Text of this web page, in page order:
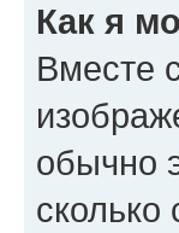
Как я
Вместе
обычно